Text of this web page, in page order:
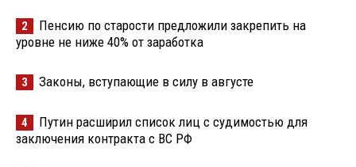
2
Пенсию по старости предложили закрепить на
уровне не ниже 40% от заработка
3 Законы, вступающие в силу в августе
4
Путин расширил список лиц с судимостью для
заключения контракта с ВС РФ